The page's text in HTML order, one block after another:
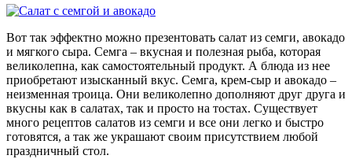
Вот так эффектно можно презентовать салат из семги, авокадо
и мягкого сыра. Семга – вкусная и полезная рыба, которая
великолепна, как самостоятельный продукт. А блюда из нее
приобретают изысканный вкус. Семга, крем-сыр и авокадо –
неизменная троица. Они великолепно дополняют друг друга и
вкусны как в салатах, так и просто на тостах. Существует
много рецептов салатов из семги и все они легко и быстро
готовятся, а так же украшают своим присутствием любой
праздничный стол.